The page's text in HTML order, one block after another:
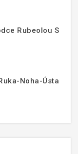
Rubeolou S
Noha-Ústa